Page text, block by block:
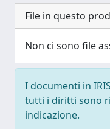
File in questo
Non ci sono file
I documenti in
tutti i diritti sono
indicazione.